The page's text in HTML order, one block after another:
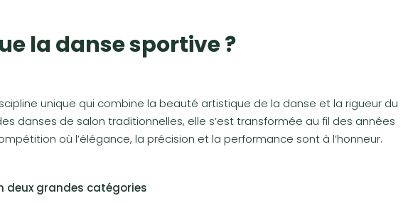
la danse sportive ?
unique qui combine la beauté artistique de la danse et la rigueur du
danses de salon traditionnelles, elle s’est transformée au fil des années
où l’élégance, la précision et la performance sont à l’honneur.
deux grandes catégories